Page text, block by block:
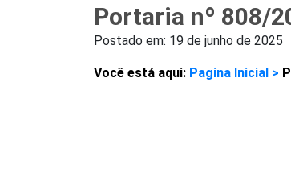
Portaria nº 808/
Postado em: 19 de junho de 2025
Você está aqui: Pagina Inicial >